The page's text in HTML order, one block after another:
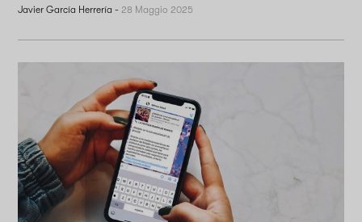
Javier García Herrería -28 Maggio 2025